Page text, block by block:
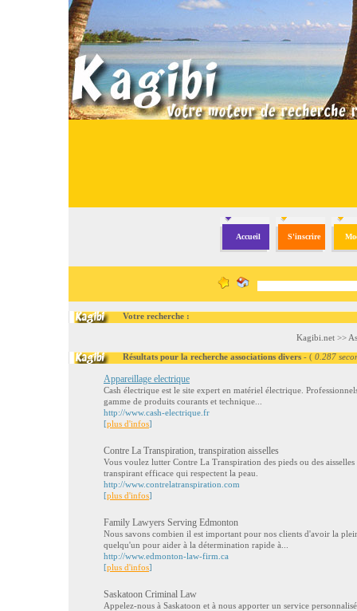
Accueil S'inscrire
Votre recherche :
Kagibi.net>>
Résultats pour la recherche associations divers - ( 0.287
Appareillage electrique
Cash électrique est le site expert en matériel électrique.
gamme de produits courants et technique...
http://www.cash-electrique.fr
[plus d'infos]
Contre La Transpiration, transpiration aisselles
Vous voulez lutter Contre La Transpiration des pieds ou des
transpirant efficace qui respectent la peau.
http://www.contrelatranspiration.com
[plus d'infos]
Family Lawyers Serving Edmonton
Nous savons combien il est important pour nos clients d'avoir la
quelqu'un pour aider à la détermination rapide à...
http://www.edmonton-law-firm.ca
[plus d'infos]
Saskatoon Criminal Law
Appelez-nous à Saskatoon et à nous apporter un service